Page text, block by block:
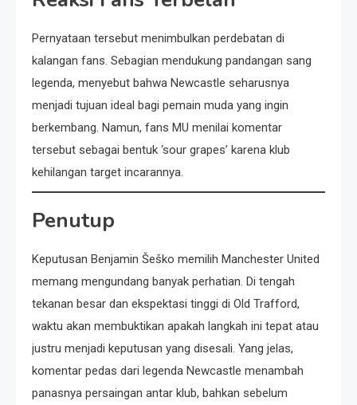
Pernyataan tersebut menimbulkan perdebatan di
kalangan fans. Sebagian mendukung pandangan sang
legenda, menyebut bahwa Newcastle seharusnya
menjadi tujuan ideal bagi pemain muda yang ingin
berkembang. Namun, fans MU menilai komentar
tersebut sebagai bentuk ‘sour grapes’ karena klub
kehilangan target incarannya.
Penutup
Keputusan Benjamin Šeško memilih Manchester United
memang mengundang banyak perhatian. Di tengah
tekanan besar dan ekspektasi tinggi di Old Trafford,
waktu akan membuktikan apakah langkah ini tepat atau
justru menjadi keputusan yang disesali. Yang jelas,
komentar pedas dari legenda Newcastle menambah
panasnya persaingan antar klub, bahkan sebelum